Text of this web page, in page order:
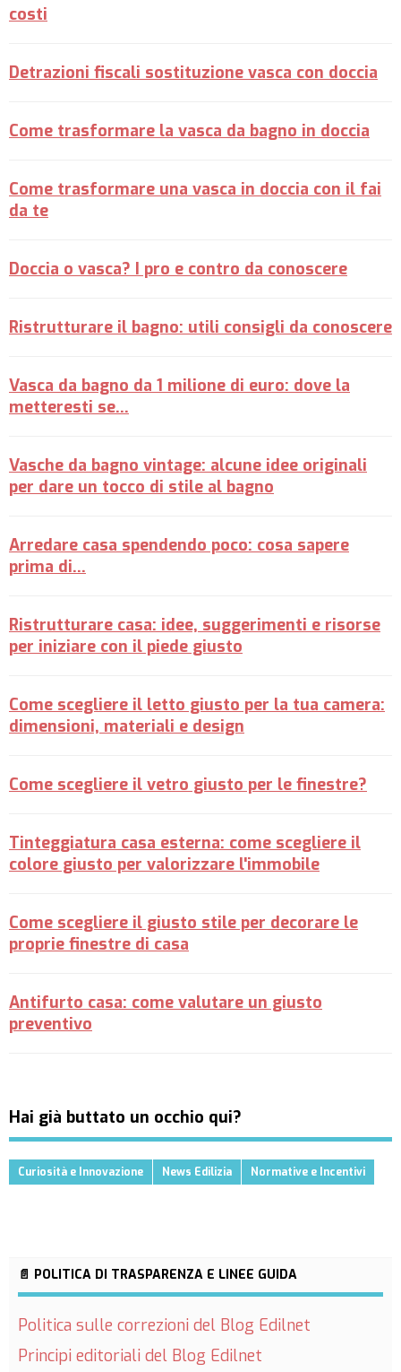
costi
Detrazioni fiscali sostituzione vasca con doccia
Come trasformare la vasca da bagno in doccia
Come trasformare una vasca in doccia con il fai
da te
Doccia o vasca? I pro e contro da conoscere
Ristrutturare il bagno: utili consigli da conoscere
Vasca da bagno da 1 milione di euro: dove la
metteresti se...
Vasche da bagno vintage: alcune idee originali
per dare un tocco di stile al bagno
Arredare casa spendendo poco: cosa sapere
prima di…
Ristrutturare casa: idee, suggerimenti e risorse
per iniziare con il piede giusto
Come scegliere il letto giusto per la tua camera:
dimensioni, materiali e design
Come scegliere il vetro giusto per le finestre?
Tinteggiatura casa esterna: come scegliere il
colore giusto per valorizzare l'immobile
Come scegliere il giusto stile per decorare le
proprie finestre di casa
Antifurto casa: come valutare un giusto
preventivo
Hai già buttato un occhio qui?
Curiosità e Innovazione News Edilizia Normative e Incentivi
📄 POLITICA DI TRASPARENZA E LINEE GUIDA
Politica sulle correzioni del Blog Edilnet
Principi editoriali del Blog Edilnet